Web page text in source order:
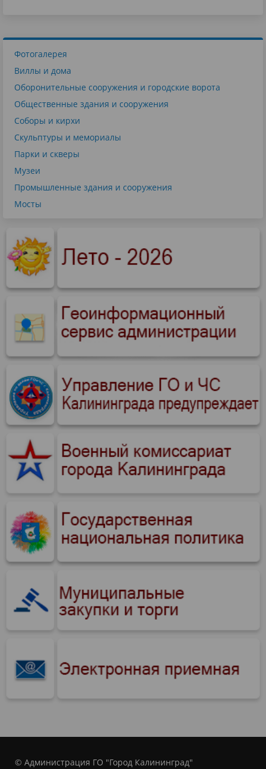
Фотогалерея
Виллы и дома
Оборонительные сооружения и городские ворота
Общественные здания и сооружения
Соборы и кирхи
Скульптуры и мемориалы
Парки и скверы
Музеи
Промышленные здания и сооружения
Мосты
© Администрация ГО "Город Калининград"